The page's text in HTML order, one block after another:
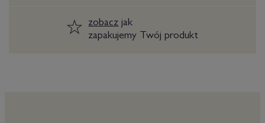
zobaczjak
zapakujemy Twój produkt